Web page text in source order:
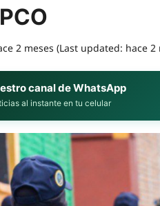
2 meses (Last updated: hace 2
canal de WhatsApp
al instante en tu celular